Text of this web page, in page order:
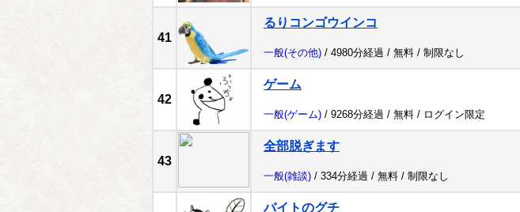
41
るりコンゴウインコ
一般(その他) / 4980分経過 / 無料 / 制限なし
42
ゲーム
一般(ゲーム) / 9268分経過 / 無料 / ログイン限定
43
全部脱ぎます
一般(雑談) / 334分経過 / 無料 / 制限なし
バイトのグチ